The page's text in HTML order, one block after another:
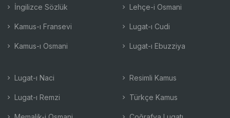
İngilizce Sözlük
Kamus-ı Fransevi
Kamus-ı Osmani
Lehçe-i Osmani
Lugat-ı Cudi
Lugat-ı Ebuzziya
Lugat-ı Naci
Lugat-ı Remzi
Resimli Kamus
Türkçe Kamus